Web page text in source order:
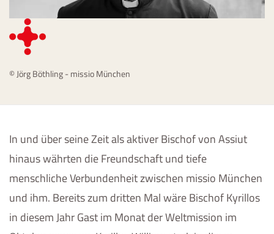
© Jörg Böthling - missio München
In und über seine Zeit als aktiver Bischof von Assiut
hinaus währten die Freundschaft und tiefe
menschliche Verbundenheit zwischen missio München
und ihm. Bereits zum dritten Mal wäre Bischof Kyrillos
in diesem Jahr Gast im Monat der Weltmission im